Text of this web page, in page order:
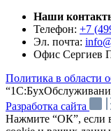
Наши
Телефон: +7
Эл. почта:
Офис Сергиев
Политика в области
Разработка сайта
Нажмите “ОК”, если